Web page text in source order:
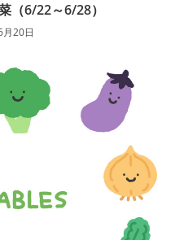
（6/22～6/28）
20日